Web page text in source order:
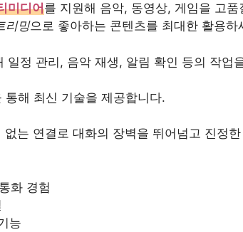
미디어를 지원해 음악, 동영상, 게임을 고
리밍으로 좋아하는 콘텐츠를 최대한 활용하
일정 관리, 음악 재생, 알림 확인 등의 작업
통해 최신 기술을 제공합니다.
없는 연결로 대화의 장벽을 뛰어넘고 진정
화 경험
능